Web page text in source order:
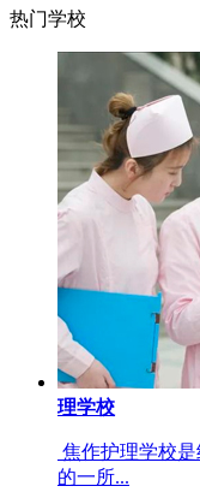
热门学校
理学校
焦作护理学校
的一所...